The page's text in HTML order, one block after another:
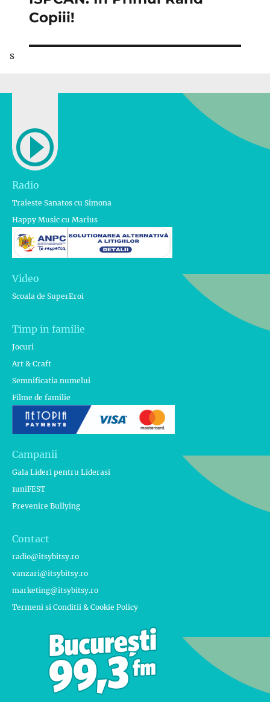
Copiii!
s
Radio
Traieste Sanatos cu Simona
Happy Music cu Marius
Video
Scoala de SuperEroi
Timp in familie
Jocuri
Art & Craft
Semnificatia numelui
Filme de familie
Campanii
Gala Lideri pentru Liderasi
1uniFEST
Prevenire Bullying
Contact
radio@itsybitsy.ro
vanzari@itsybitsy.ro
marketing@itsybitsy.ro
Termeni si Conditii & Cookie Policy